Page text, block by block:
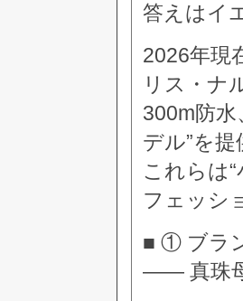
答えはイ
2026年現
リス・ナ
300m防
デル”を提
これらは
フェッシ
■ ① ブラ
—— 真珠